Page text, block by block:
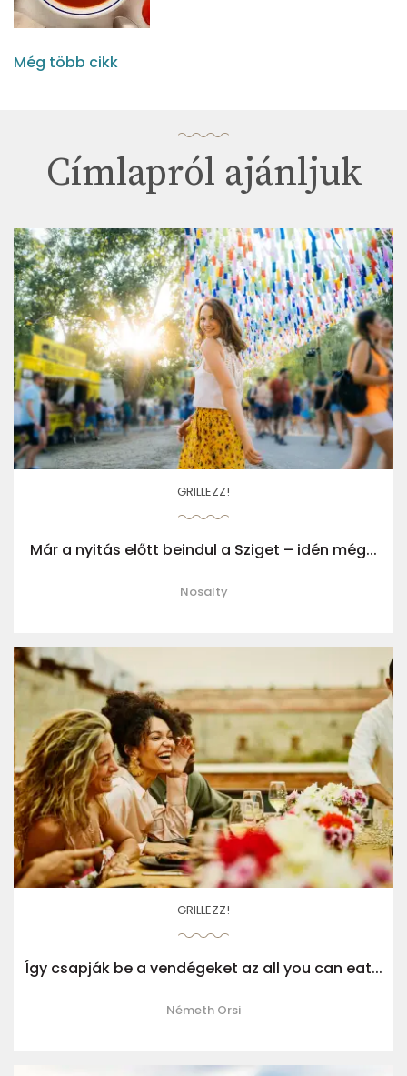
Még több cikk
Címlapról ajánljuk
GRILLEZZ!
Már a nyitás előtt beindul a Sziget – idén még...
Nosalty
GRILLEZZ!
Így csapják be a vendégeket az all you can eat...
Németh Orsi